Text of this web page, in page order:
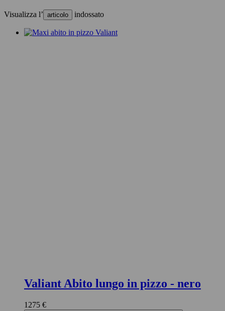
Visualizza l’ articolo indossato
Valiant Abito lungo in pizzo - nero
1275 €